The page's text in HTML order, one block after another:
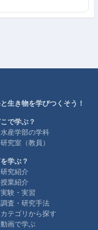
生き物を学びつくそう！
で学ぶ？
水産学部の学科
研究室（教員）
学ぶ？
研究紹介
授業紹介
実験・実習
調査・研究手法
カテゴリから探す
動画で学ぶ